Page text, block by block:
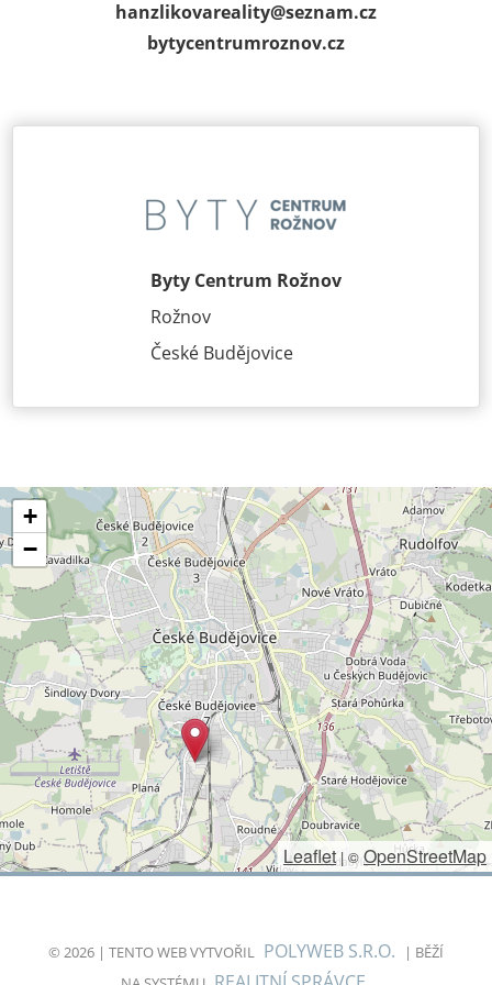
hanzlikovareality@seznam.cz
bytycentrumroz­nov.cz
Byty Centrum Rožnov
Rožnov
České Budějovice
+
−
Leaflet |© OpenStreetMap
© 2026 | TENTO WEB VYTVOŘIL POLYWEB S.R.O.
| BĚŽÍ